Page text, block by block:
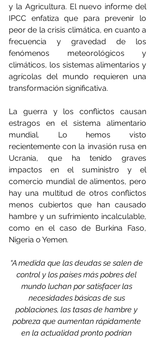
y la Agricultura. El nuevo informe del
IPCC enfatiza que para prevenir lo
peor de la crisis climática, en cuanto a
frecuencia y gravedad de los
fenómenos meteorológicos y
climáticos, los sistemas alimentarios y
agrícolas del mundo requieren una
transformación significativa.
La guerra y los conflictos causan
estragos en el sistema alimentario
mundial. Lo hemos visto
recientemente con la invasión rusa en
Ucrania, que ha tenido graves
impactos en el suministro y el
comercio mundial de alimentos, pero
hay una multitud de otros conflictos
menos cubiertos que han causado
hambre y un sufrimiento incalculable,
como en el caso de Burkina Faso,
Nigeria o Yemen.
“A medida que las deudas se salen de
control y los países más pobres del
mundo luchan por satisfacer las
necesidades básicas de sus
poblaciones, las tasas de hambre y
pobreza que aumentan rápidamente
en la actualidad pronto podrían